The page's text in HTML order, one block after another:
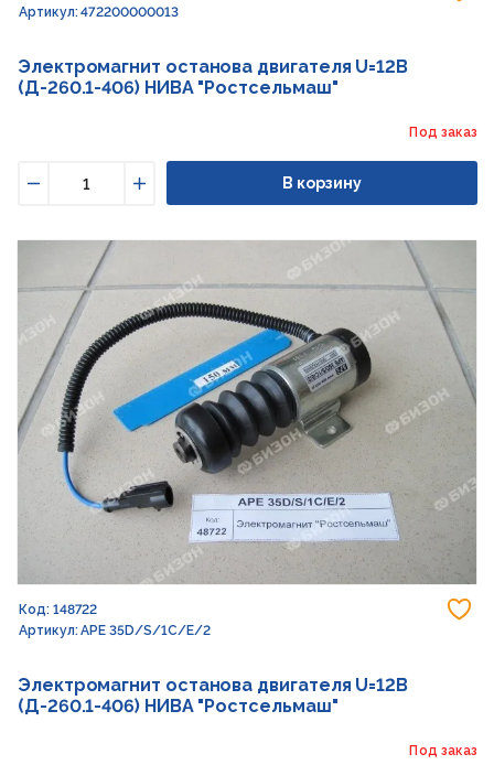
Артикул: 472200000013
Электромагнит останова двигателя U=12В
(Д-260.1-406) НИВА "Ростсельмаш"
Под заказ
Увеличить
В корзину
Код: 148722
Артикул: АРЕ 35D/S/1C/E/2
Электромагнит останова двигателя U=12В
(Д-260.1-406) НИВА "Ростсельмаш"
Под заказ